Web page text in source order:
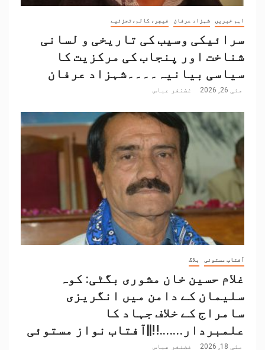
اہم خبریں شہزاد عرفان فیچر، کالم،تجزئیے
سرائیکی وسیب کی تاریخی و لسانی
شناخت اور پنجاب کی مرکزیت کا
سیاسی بیانیہ۔۔۔۔شہزاد عرفان
مئی 26, 2026 غضنفر عباس
آفتاب مستوئی بلاگ
غلام حسین خان مشوری بگٹی: کوہ
سلیمان کے دامن میں انگریزی
سامراج کے خلاف جہاد کا
علمبردار…….!!||آفتاب نواز مستوئی
مئی 18, 2026 غضنفر عباس